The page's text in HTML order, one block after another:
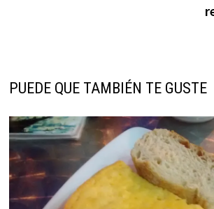
PUEDE QUE TAMBIÉN TE GUSTE